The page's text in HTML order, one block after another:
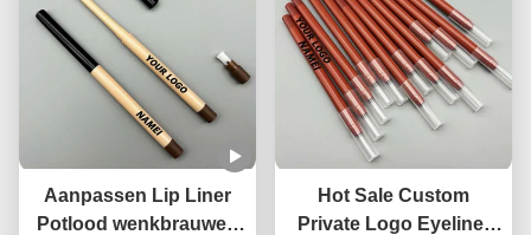
Aanpassen Lip Liner
Potlood wenkbrauwen
Hot Sale Custom
Private Logo Eyeliner